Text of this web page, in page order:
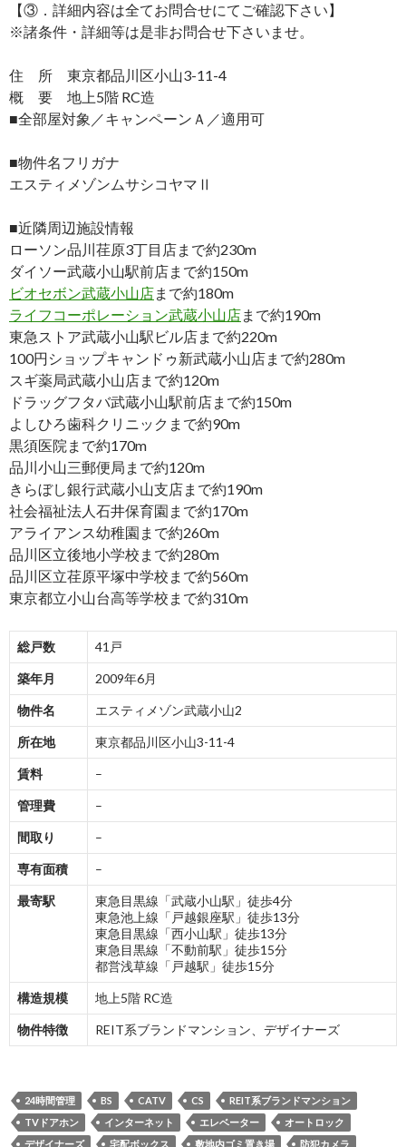
【③．詳細内容は全てお問合せにてご確認下さい】
※諸条件・詳細等は是非お問合せ下さいませ。
住 所 東京都品川区小山3-11-4
概 要 地上5階 RC造
■全部屋対象／キャンペーンＡ／適用可
■物件名フリガナ
エスティメゾンムサシコヤマⅡ
■近隣周辺施設情報
ローソン品川荏原3丁目店まで約230m
ダイソー武蔵小山駅前店まで約150m
ビオセボン武蔵小山店まで約180m
ライフコーポレーション武蔵小山店まで約190m
東急ストア武蔵小山駅ビル店まで約220m
100円ショップキャンドゥ新武蔵小山店まで約280m
スギ薬局武蔵小山店まで約120m
ドラッグフタバ武蔵小山駅前店まで約150m
よしひろ歯科クリニックまで約90m
黒須医院まで約170m
品川小山三郵便局まで約120m
きらぼし銀行武蔵小山支店まで約190m
社会福祉法人石井保育園まで約170m
アライアンス幼稚園まで約260m
品川区立後地小学校まで約280m
品川区立荏原平塚中学校まで約560m
東京都立小山台高等学校まで約310m
総戸数 41戸
築年月 2009年6月
物件名 エスティメゾン武蔵小山2
所在地 東京都品川区小山3-11-4
賃料 –
管理費 –
間取り –
専有面積 –
最寄駅
東急目黒線「武蔵小山駅」徒歩4分
東急池上線「戸越銀座駅」徒歩13分
東急目黒線「西小山駅」徒歩13分
東急目黒線「不動前駅」徒歩15分
都営浅草線「戸越駅」徒歩15分
構造規模 地上5階 RC造
物件特徴 REIT系ブランドマンション、デザイナーズ
24時間管理 BS CATV CS
REIT系ブランドマンション
TVドアホン
インターネット エレベーター
オートロック
デザイナーズ
宅配ボックス 敷地内ゴミ置き場 防犯カメラ